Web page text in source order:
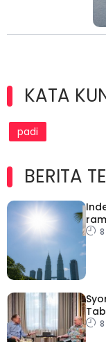
KATA
padi
BERITA